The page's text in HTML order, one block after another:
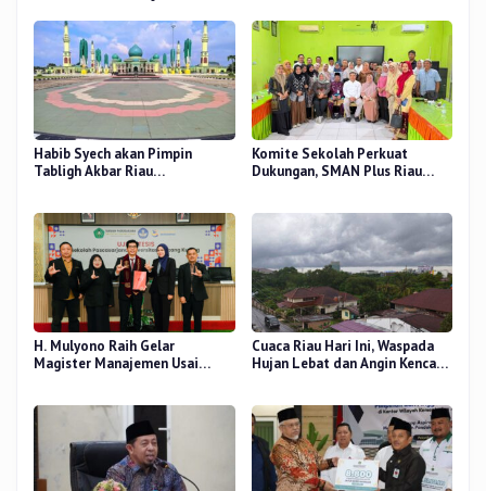
Habib Syech akan Pimpin
Tabligh Akbar Riau
Komite Sekolah Perkuat
Dukungan, SMAN Plus Riau
H. Mulyono Raih Gelar
Magister Manajemen Usai
Cuaca Riau Hari Ini, Waspada
Hujan Lebat dan Angin Kencang